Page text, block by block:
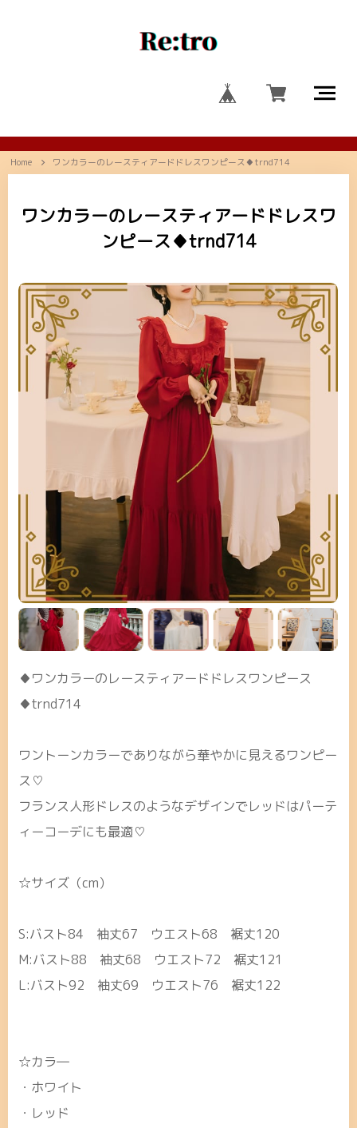
Home ワンカラーのレースティアードドレスワンピース♦trnd714
ワンカラーのレースティアードドレスワ
ンピース♦trnd714
♦ワンカラーのレースティアードドレスワンピース
♦trnd714
ワントーンカラーでありながら華やかに見えるワンピー
ス♡
フランス人形ドレスのようなデザインでレッドはパーテ
ィーコーデにも最適♡
☆サイズ（cm）
S:バスト84 袖丈67 ウエスト68 裾丈120
M:バスト88 袖丈68 ウエスト72 裾丈121
L:バスト92 袖丈69 ウエスト76 裾丈122
☆カラ―
・ホワイト
・レッド